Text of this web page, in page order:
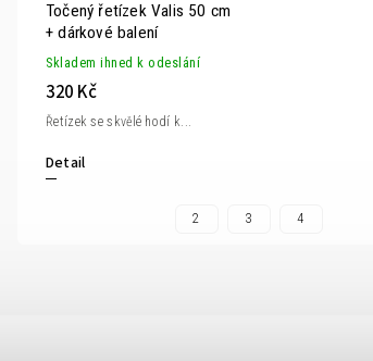
Točený řetízek Valis 50 cm
+ dárkové balení
Skladem ihned k odeslání
320 Kč
Detail
Řetízek se skvělé hodí k...
2 3 4